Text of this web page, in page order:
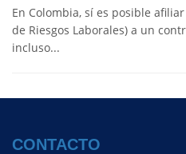
En Colombia, sí es posible
de Riesgos Laborales) a un
incluso...
CONTACTO